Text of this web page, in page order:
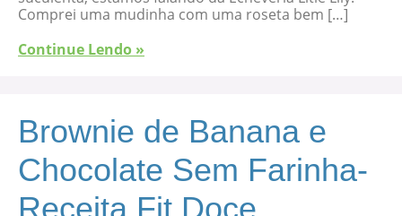
Comprei uma mudinha com uma roseta bem […]
Continue Lendo »
Brownie de Banana e
Chocolate Sem Farinha-
Receita Fit Doce